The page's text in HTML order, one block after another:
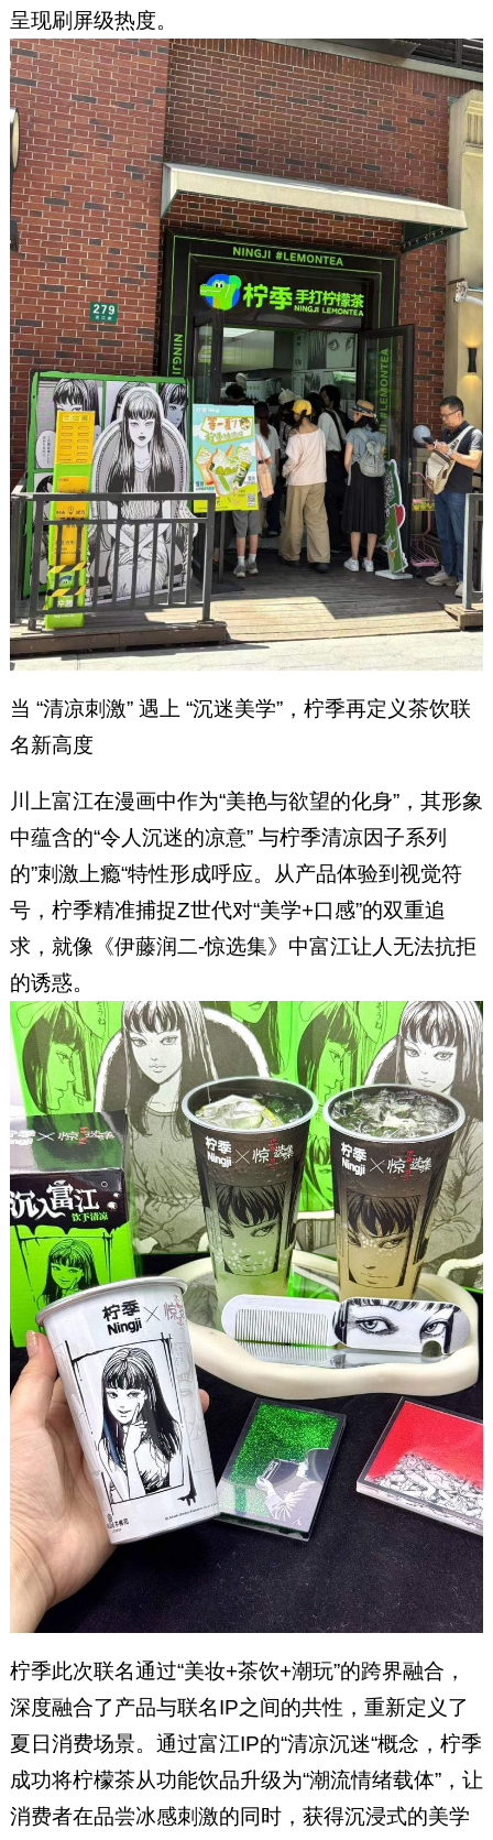
呈现刷屏级热度。
当 “清凉刺激” 遇上 “沉迷美学”，柠季再定义茶饮联
名新高度
川上富江在漫画中作为“美艳与欲望的化身”，其形象
中蕴含的“令人沉迷的凉意” 与柠季清凉因子系列
的”刺激上瘾“特性形成呼应。从产品体验到视觉符
号，柠季精准捕捉Z世代对“美学+口感”的双重追
求，就像《伊藤润二-惊选集》中富江让人无法抗拒
的诱惑。
柠季此次联名通过“美妆+茶饮+潮玩”的跨界融合，
深度融合了产品与联名IP之间的共性，重新定义了
夏日消费场景。通过富江IP的“清凉沉迷“概念，柠季
成功将柠檬茶从功能饮品升级为“潮流情绪载体”，让
消费者在品尝冰感刺激的同时，获得沉浸式的美学